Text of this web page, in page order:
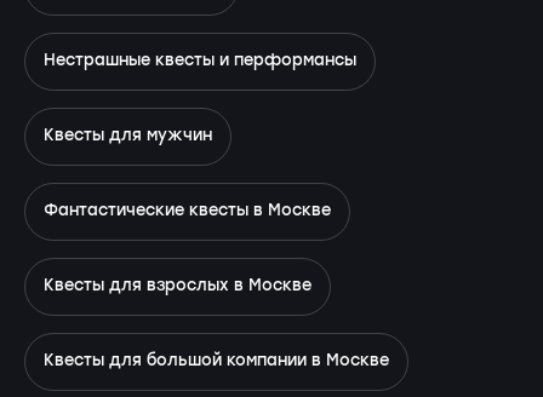
Нестрашные квесты и перформансы
Квесты для мужчин
Фантастические квесты в Москве
Квесты для взрослых в Москве
Квесты для большой компании в Москве